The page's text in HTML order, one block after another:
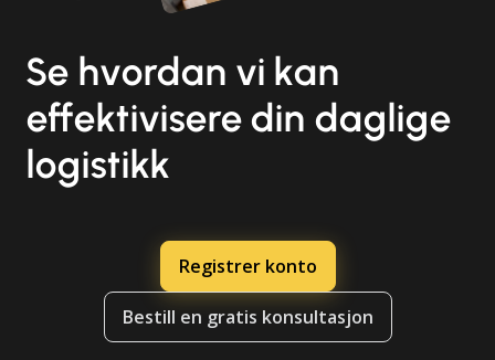
Se hvordan vi kan
effektivisere din daglige
logistikk
Registrer konto
Bestill en gratis konsultasjon